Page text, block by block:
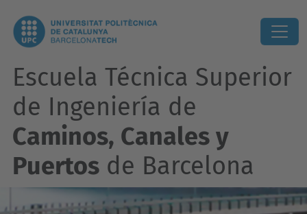
Escuela Técnica Superior
de Ingeniería de
Caminos, Canales y
Puertos de Barcelona